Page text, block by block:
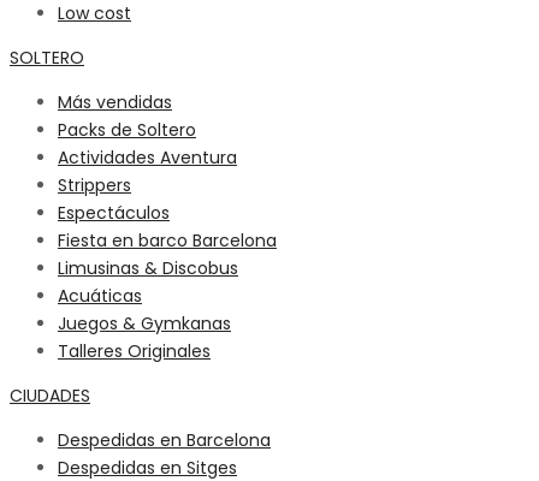
Low cost
SOLTERO
Más vendidas
Packs de Soltero
Actividades Aventura
Strippers
Espectáculos
Fiesta en barco Barcelona
Limusinas & Discobus
Acuáticas
Juegos & Gymkanas
Talleres Originales
CIUDADES
Despedidas en Barcelona
Despedidas en Sitges